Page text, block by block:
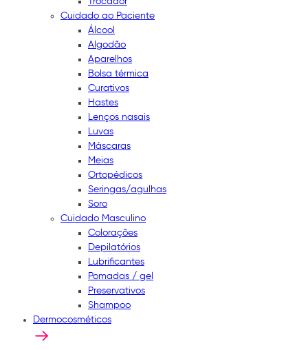
Cuidado ao Paciente
Álcool
Algodão
Aparelhos
Bolsa térmica
Curativos
Hastes
Lenços nasais
Luvas
Máscaras
Meias
Ortopédicos
Seringas/agulhas
Soro
Cuidado Masculino
Colorações
Depilatórios
Lubrificantes
Pomadas / gel
Preservativos
Shampoo
Dermocosméticos